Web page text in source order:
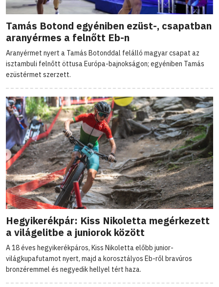
Tamás Botond egyéniben ezüst-, csapatban
aranyérmes a felnőtt Eb-n
Aranyérmet nyert a Tamás Botonddal felálló magyar csapat az
isztambuli felnőtt öttusa Európa-bajnokságon; egyéniben Tamás
ezüstérmet szerzett.
Hegyikerékpár: Kiss Nikoletta megérkezett
a világelitbe a juniorok között
A 18 éves hegyikerékpáros, Kiss Nikoletta előbb junior-
világkupafutamot nyert, majd a korosztályos Eb-ről bravúros
bronzéremmel és negyedik hellyel tért haza.